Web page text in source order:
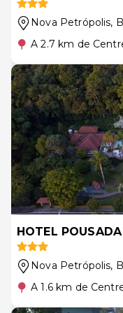
Nova Petrópolis,
A 2.7 km de
HOTEL
Nova Petrópolis,
A 1.6 km de